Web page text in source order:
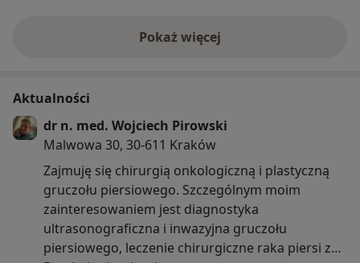
bardzo ładne i dostępne, na miejscu
Pokaż więcejo doświadczeniu
Aktualności
dr n. med. Wojciech Pirowski
Malwowa 30, 30-611 Kraków
Zajmuję się chirurgią onkologiczną i plastyczną
gruczołu piersiowego. Szczególnym moim
zainteresowaniem jest diagnostyka
ultrasonograficzna i inwazyjna gruczołu
piersiowego, leczenie chirurgiczne raka piersi z